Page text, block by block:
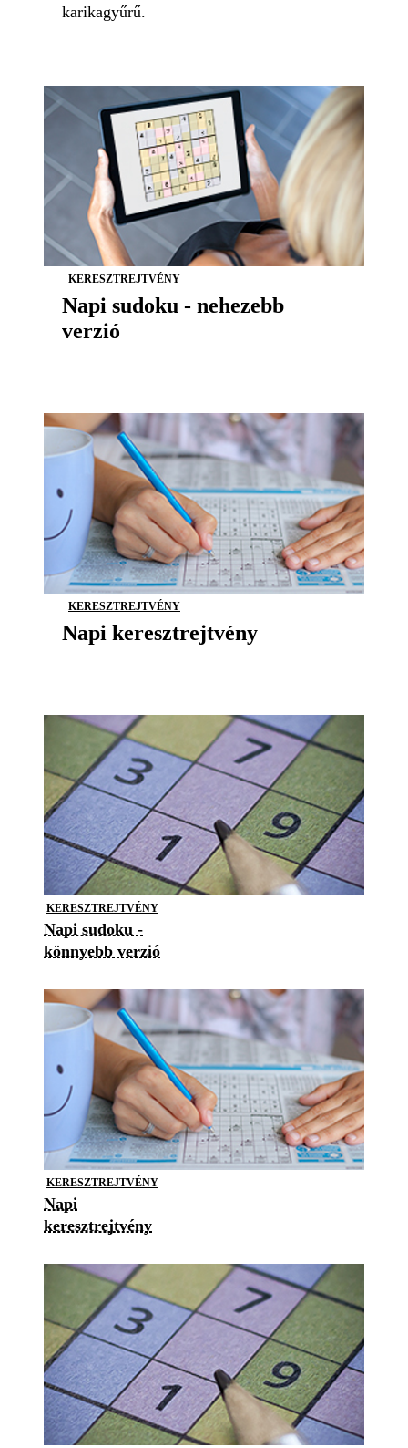
karikagyűrű.
KERESZTREJTVÉNY
Napi sudoku - nehezebb
verzió
KERESZTREJTVÉNY
Napi keresztrejtvény
KERESZTREJTVÉNY
Napi sudoku -
könnyebb verzió
KERESZTREJTVÉNY
Napi
keresztrejtvény